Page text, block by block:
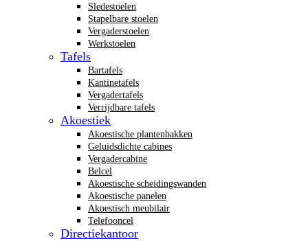
Sledestoelen
Stapelbare stoelen
Vergaderstoelen
Werkstoelen
Tafels
Bartafels
Kantinetafels
Vergadertafels
Verrijdbare tafels
Akoestiek
Akoestische plantenbakken
Geluidsdichte cabines
Vergadercabine
Belcel
Akoestische scheidingswanden
Akoestische panelen
Akoestisch meubilair
Telefooncel
Directiekantoor